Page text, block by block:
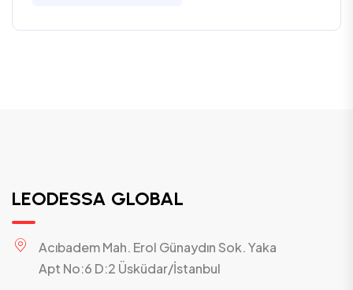
LEODESSA GLOBAL
Acıbadem Mah. Erol Günaydın Sok. Yaka
Apt No:6 D:2 Üsküdar/İstanbul